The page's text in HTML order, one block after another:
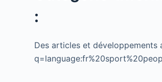
:
Des articles et